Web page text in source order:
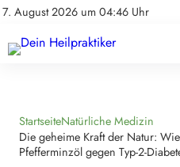
7. August 2026 um 04:46 Uhr
Impressum
Natürliche Medizin
Heilpflanzen & Kräuterkunde
StartseiteNatürliche Medizin
Die geheime Kraft der Natur:
Pfefferminzöl gegen Typ-2-